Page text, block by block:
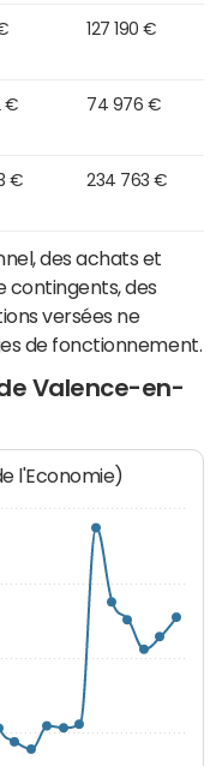
€ 127 190 €
€ 74 976 €
€ 234 763 €
des achats et
contingents, des
versées ne
de fonctionnement.
Valence-en-
l'Economie)